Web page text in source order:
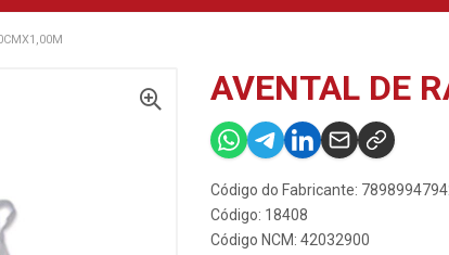
AVENTAL DE
Código do Fabricante:
Código: 18408
Código NCM: 42032900